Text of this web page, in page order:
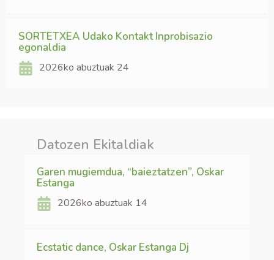
SORTETXEA Udako Kontakt Inprobisazio
egonaldia
2026ko abuztuak 24
Datozen Ekitaldiak
Garen mugiemdua, “baieztatzen”, Oskar
Estanga
2026ko abuztuak 14
Ecstatic dance, Oskar Estanga Dj